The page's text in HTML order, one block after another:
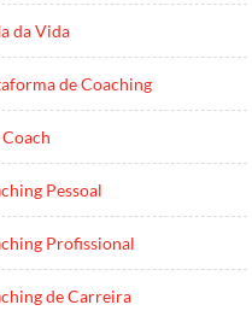
da Vida
de Coaching
Pessoal
Profissional
de Carreira